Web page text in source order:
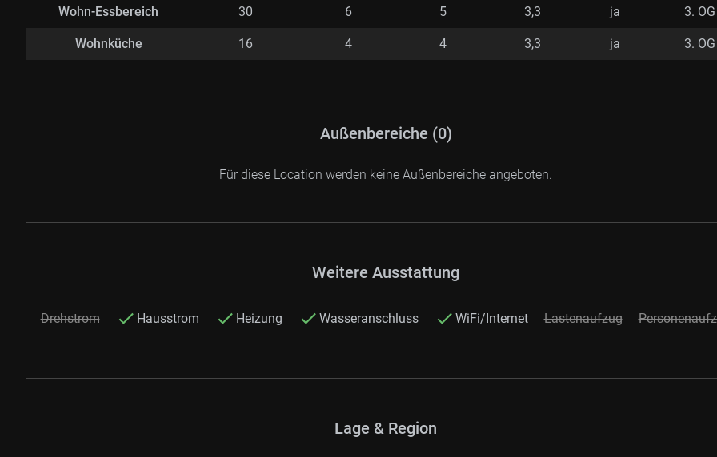
Wohn-Essbereich 30 6 5 3,3 ja 3. OG
Wohnküche 16 4 4 3,3 ja 3. OG
Außenbereiche (0)
Für diese Location werden keine Außenbereiche angeboten.
Weitere Ausstattung
Drehstrom Hausstrom Heizung Wasseranschluss WiFi/Internet Lastenaufzug
Lage & Region